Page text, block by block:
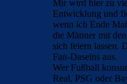
Mir wird hier zu
Entwicklung und
wenn ich Ende
die Männer mit
sich feiern lassen.
Fan-Daseins aus.
Wer Fußball
Real, PSG oder